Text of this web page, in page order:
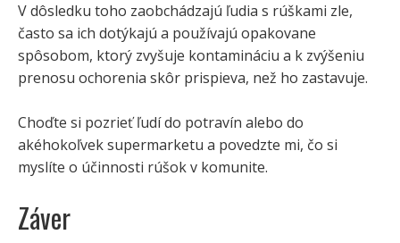
V dôsledku toho zaobchádzajú ľudia s rúškami zle,
často sa ich dotýkajú a používajú opakovane
spôsobom, ktorý zvyšuje kontamináciu a k zvýšeniu
prenosu ochorenia skôr prispieva, než ho zastavuje.
Choďte si pozrieť ľudí do potravín alebo do
akéhokoľvek supermarketu a povedzte mi, čo si
myslíte o účinnosti rúšok v komunite.
Záver